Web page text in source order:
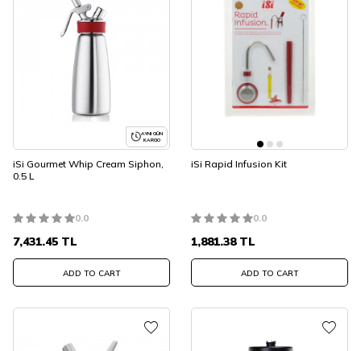
AYNI GÜN
KARGO
iSi Gourmet Whip Cream Siphon,
0.5 L
0.0
7,431.45 TL
ADD TO CART
iSi Rapid Infusion Kit
0.0
1,881.38TL
ADD TO CART